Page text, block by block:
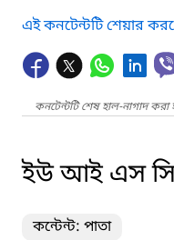
এই কনটেন্টটি শেয়ার
কনটেন্টটি শেষ হাল-নাগাদ
ইউ আই এস
কন্টেন্ট: পাতা